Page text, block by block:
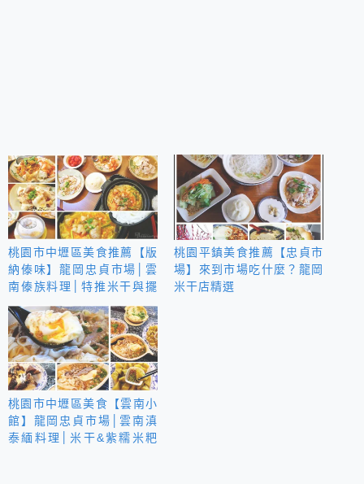
桃園市中壢區美食推薦【版
納傣味】龍岡忠貞市場│雲
南傣族料理│特推米干與擺
夷小鍋
桃園平鎮美食推薦【忠貞市
場】來到市場吃什麼？龍岡
米干店精選
桃園市中壢區美食【雲南小
館】龍岡忠貞市場│雲南滇
泰緬料理│米干&紫糯米粑